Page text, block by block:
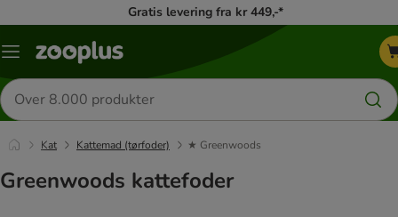
Gratis levering fra kr 449,-*
Menu
Søg
efter
produkter
Kat Kattemad (tørfoder) ★ Greenwoods
Greenwoods kattefoder